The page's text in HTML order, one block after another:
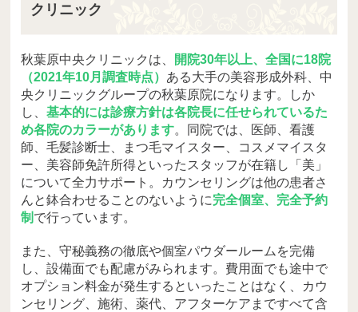
クリニック
秋葉原中央クリニックは、
開院30年以上、全国に18院
（2021年10月調査時点） ある大手の美容形成外科、中
央クリニックグループの秋葉原院になります。しか
し、基本的には診療方針は各院長に任せられているた
め各院のカラーがあります。同院では、医師、看護
師、毛髪診断士、まつ毛マイスター、コスメマイスタ
ー、美容師免許所得といったスタッフが在籍し「美」
について全力サポート。カウンセリングは他の患者さ
んと鉢合わせることのないように完全個室、完全予約
制 で行っています。
また、守秘義務の徹底や個室パウダールームを完備
し、設備面でも配慮がみられます。費用面でも途中で
オプション料金が発生するといったことはなく、カウ
ンセリング、施術、薬代、アフターケアまですべて含